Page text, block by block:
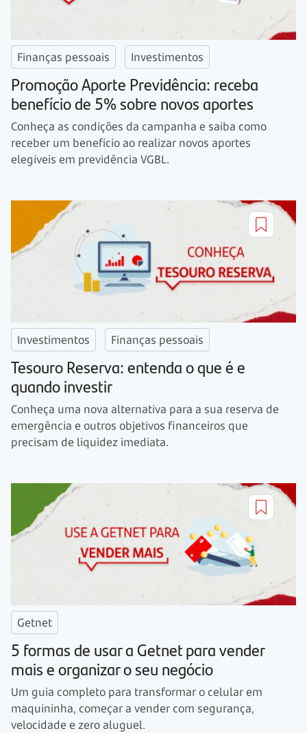
Finanças pessoais Investimentos
Promoção Aporte Previdência: receba
benefício de 5% sobre novos aportes
Conheça as condições da campanha e saiba como
receber um benefício ao realizar novos aportes
elegíveis em previdência VGBL.
Investimentos Finanças pessoais
Tesouro Reserva: entenda o que é e
quando investir
Conheça uma nova alternativa para a sua reserva de
emergência e outros objetivos financeiros que
precisam de liquidez imediata.
Getnet
5 formas de usar a Getnet para vender
mais e organizar o seu negócio
Um guia completo para transformar o celular em
maquininha, começar a vender com segurança,
velocidade e zero aluguel.